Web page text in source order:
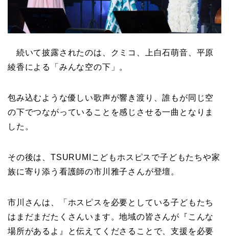
続いて披露されたのは、クミコ、上白石萌音、平原
綾香による「みんな空の下」。
包み込むような優しい歌声が響き渡り、誰もが同じ空
の下でつながっていることを感じさせる一曲となりま
した。
その後は、TSURUMIこどもホスピスで子どもたちや家
族に寄り添う看護師の市川雅子さんが登壇。
市川さんは、「ホスピスを必要としている子どもたち
はまだまだたくさんいます。地域の皆さんが『こんな
場所があるよ』と伝えてくださることで、支援を必要